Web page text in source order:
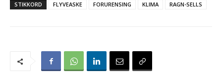
STIKKORD
FLYVEASKE FORURENSING KLIMA RAGN-SELLS